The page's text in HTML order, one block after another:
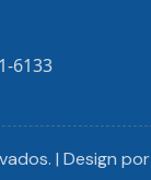
6133
| Design por